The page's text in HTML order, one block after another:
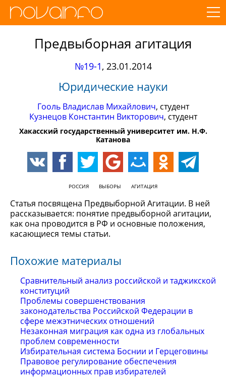
Предвыборная агитация
№19-1, 23.01.2014
Юридические науки
Гооль Владислав Михайлович, студент
Кузнецов Константин Викторович, студент
Хакасский государственный университет им. Н.Ф.
Катанова
РОССИЯ ВЫБОРЫ АГИТАЦИЯ
Статья посвящена Предвыборной Агитации. В ней
рассказывается: понятие предвыборной агитации,
как она проводится в РФ и основные положения,
касающиеся темы статьи.
Похожие материалы
Сравнительный анализ российской и таджикской
конституций
Проблемы совершенствования
законодательства Российской Федерации в
сфере межэтнических отношений
Незаконная миграция как одна из глобальных
проблем современности
Избирательная система Боснии и Герцеговины
Правовое регулирование обеспечения
информационных прав избирателей